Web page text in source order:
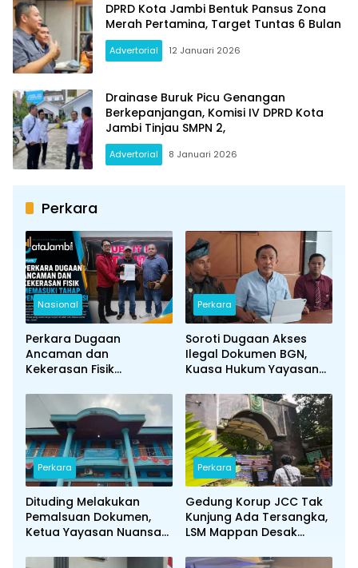
DPRD Kota Jambi Bentuk Pansus Zona
Merah Pertamina, Target Tuntas 6 Bulan
Advertorial 12 Januari 2026
Drainase Buruk Picu Genangan
Berkepanjangan, Komisi IV DPRD Kota
Jambi Tinjau SMPN 2,
Advertorial 8 Januari 2026
Perkara
Nasional
Perkara Dugaan
Ancaman dan
Kekerasan Fisik
Pemeriksaan Saksi
Perkara
Soroti Dugaan Akses
Ilegal Dokumen BGN,
Kuasa Hukum Yayasan
Penuhi Undangan
Klarifikasi Polda Jambi
Perkara
Dituding Melakukan
Pemalsuan Dokumen,
Ketua Yayasan Nuansa
Menjalankan Sesuai
Perkara
Gedung Korup JCC Tak
Kunjung Ada Tersangka,
LSM Mappan Desak